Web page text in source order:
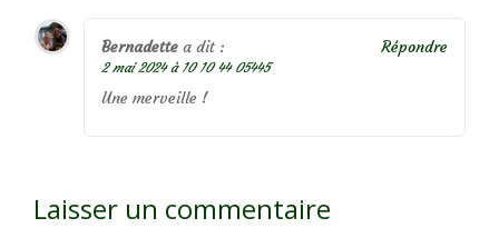
Bernadette a dit :
2 mai 2024 à 10 10 44 05445
Une merveille !
Répondre
Laisser un commentaire